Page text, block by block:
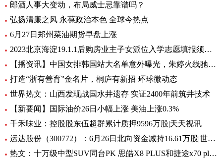
郎酒人事大变动，布局威士忌靠谱吗？
弘扬清廉之风 永葆政治本色 全球今热点
6月27日郑州菜油期货早盘上涨
2023北京海淀19.1.1后购房业主子女派位入学志愿填报须知_今日热门
【播资讯】中国女排韩国站大名单意外曝光，朱婷火线驰援悬念揭晓，球迷沸腾
打造“浙有善育”金名片，桐庐有新招 环球微动态
世界热文：山西发现战国水井遗存 实证2400年前筑井技术
【新要闻】国际油价26日小幅上涨 美油上涨0.3%
千禾味业：控股股东伍超群累计质押9596万股|天天视讯
运达股份（300772）：6月26日北向资金减持16.61万股|世界焦点
热文：十万级中型SUV同台PK 思皓X8 PLUS和捷途x70 plus怎么